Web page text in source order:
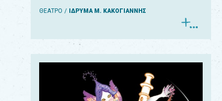
ΘΕΑΤΡΟ ΙΔΡΥΜΑ Μ. ΚΑΚΟΓΙΑΝΝΗΣ